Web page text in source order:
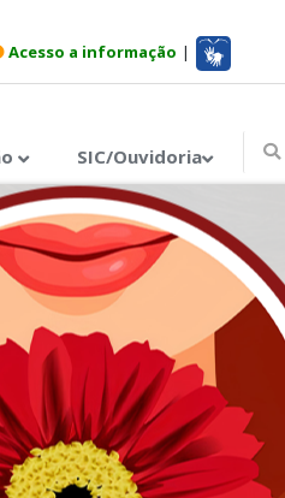
Acesso a informação |
SIC/Ouvidoria